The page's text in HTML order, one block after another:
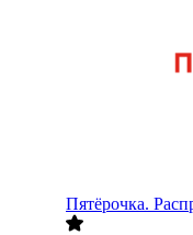
Пятёрочка.